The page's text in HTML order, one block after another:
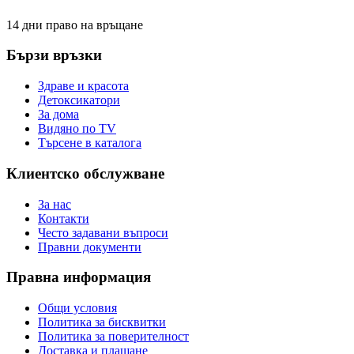
14 дни право на връщане
Бързи връзки
Здраве и красота
Детоксикатори
За дома
Видяно по TV
Търсене в каталога
Клиентско обслужване
За нас
Контакти
Често задавани въпроси
Правни документи
Правна информация
Общи условия
Политика за бисквитки
Политика за поверителност
Доставка и плащане